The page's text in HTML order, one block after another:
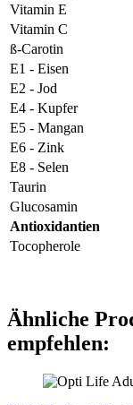
Vitamin E
Vitamin C
ß-Carotin
E1 - Eisen
E2 - Jod
E4 - Kupfer
E5 - Mangan
E6 - Zink
E8 - Selen
Taurin
Glucosamin
Antioxidantien
Tocopherole
Ähnliche
empfehlen: